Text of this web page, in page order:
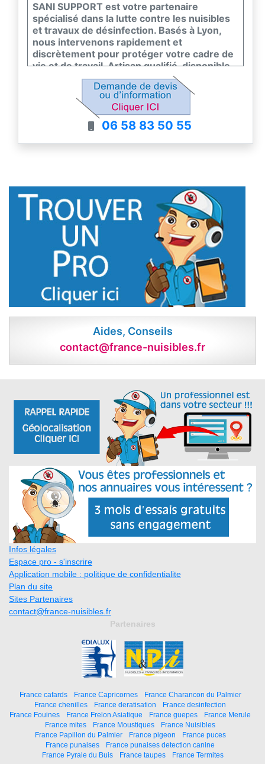
SANI SUPPORT est votre partenaire
spécialisé dans la lutte contre les nuisibles
et travaux de désinfection. Basés à Lyon,
nous intervenons rapidement et
discrètement pour protéger votre cadre de
vie et de travail. Artisan qualifié, disponible
24h/24, nous vous garantissons des
solutions efficaces et adaptées à vos
besoins de dératisation, désinsectisation et
désinfection.
06 58 83 50 55
Aides, Conseils
contact@france-nuisibles.fr
Infos légales
Espace pro - s'inscrire
Application mobile : politique de confidentialite
Plan du site
Sites Partenaires
contact@france-nuisibles.fr
Partenaires
France cafards France Capricornes
France Charancon du Palmier
France chenilles
France deratisation
France desinfection
France Fouines
France Frelon Asiatique France guepes
France Merule
France mites
France Moustiques
France Nuisibles
France Papillon du Palmier
France pigeon
France puces
France punaises
France punaises detection canine
France Pyrale du Buis
France taupes France Termites